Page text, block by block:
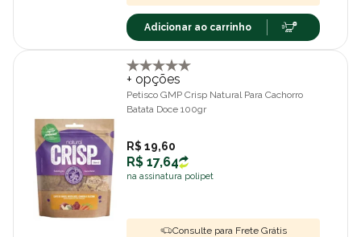
Adicionar ao carrinho
+ opções
Petisco GMP Crisp Natural Para Cachorro
Batata Doce 100gr
R$ 19,60
R$ 17,64
na assinatura polipet
Consulte para Frete Grátis